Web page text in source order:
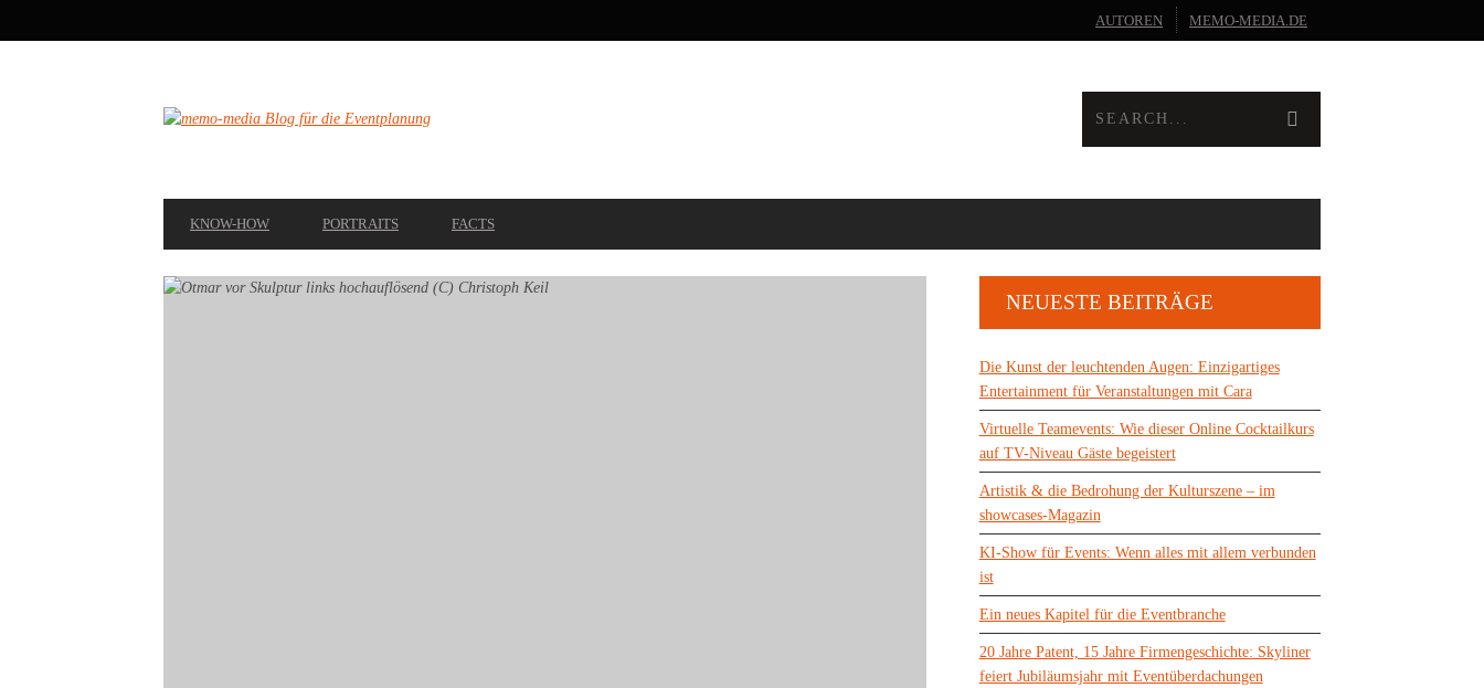
NAVIGATION
AUTOREN MEMO-MEDIA.DE
NAVIGATION
KNOW-HOW PORTRAITS FACTS
NEUESTE BEITRÄGE
Die Kunst der leuchtenden Augen: Einzigartiges
Entertainment für Veranstaltungen mit Cara
Virtuelle Teamevents: Wie dieser Online Cocktailkurs
auf TV-Niveau Gäste begeistert
Artistik & die Bedrohung der Kulturszene – im
showcases-Magazin
KI-Show für Events: Wenn alles mit allem verbunden
ist
Ein neues Kapitel für die Eventbranche
20 Jahre Patent, 15 Jahre Firmengeschichte: Skyliner
feiert Jubiläumsjahr mit Eventüberdachungen